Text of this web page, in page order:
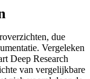
due
Vergeleken
Deep Research
van vergelijkbare